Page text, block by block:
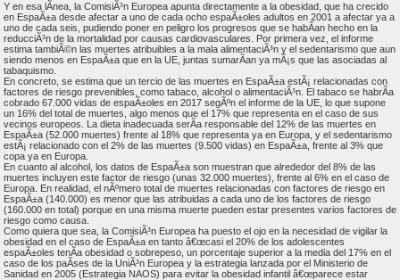
Y en esa lÃ­nea, la ComisiÃ³n Europea apunta directamente a la obesidad, que ha crecido
en EspaÃ±a desde afectar a uno de cada ocho espaÃ±oles adultos en 2001 a afectar ya a
uno de cada seis, pudiendo poner en peligro los progresos que se habÃ­an hecho en la
reducciÃ³n de la mortalidad por causas cardiovasculares. Por primera vez, el informe
estima tambiÃ©n las muertes atribuibles a la mala alimentaciÃ³n y el sedentarismo que aun
siendo menos en EspaÃ±a que en la UE, juntas sumarÃ­an ya mÃ¡s que las asociadas al
tabaquismo.
En concreto, se estima que un tercio de las muertes en EspaÃ±a estÃ¡ relacionadas con
factores de riesgo prevenibles, como tabaco, alcohol o alimentaciÃ³n. El tabaco se habrÃ­a
cobrado 67.000 vidas de espaÃ±oles en 2017 segÃºn el informe de la UE, lo que supone
un 16% del total de muertes, algo menos que el 17% que representa en el caso de sus
vecinos europeos. La dieta inadecuada serÃ­a responsable del 12% de las muertes en
EspaÃ±a (52.000 muertes) frente al 18% que representa ya en Europa, y el sedentarismo
estÃ¡ relacionado con el 2% de las muertes (9.500 vidas) en EspaÃ±a, frente al 3% que
copa ya en Europa.
En cuanto al alcohol, los datos de EspaÃ±a son muestran que alrededor del 8% de las
muertes incluyen este factor de riesgo (unas 32.000 muertes), frente al 6% en el caso de
Europa. En realidad, el nÃºmero total de muertes relacionadas con factores de riesgo en
EspaÃ±a (140.000) es menor que las atribuidas a cada uno de los factores de riesgo
(160.000 en total) porque en una misma muerte pueden estar presentes varios factores de
riesgo como causa.
Como quiera que sea, la ComisiÃ³n Europea ha puesto el ojo en la necesidad de vigilar la
obesidad en el caso de EspaÃ±a en tanto â€œcasi el 20% de los adolescentes
espaÃ±oles tenÃ­a obesidad o sobrepeso, un porcentaje superior a la media del 17% en el
caso de los paÃ­ses de la UniÃ³n Europea y la estrategia lanzada por el Ministerio de
Sanidad en 2005 (Estrategia NAOS) para evitar la obesidad infantil â€œparece estar